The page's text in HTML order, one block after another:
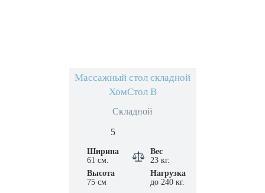
Массажный стол складной
ХомСтол B
Складной
5
Ширина
61 см.
Вес
23 кг.
Высота
75 см
Нагрузка
до 240 кг.